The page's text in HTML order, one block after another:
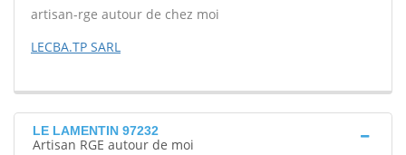
artisan-rge autour de chez moi
LECBA.TP SARL
LE LAMENTIN 97232
Artisan RGE autour de moi